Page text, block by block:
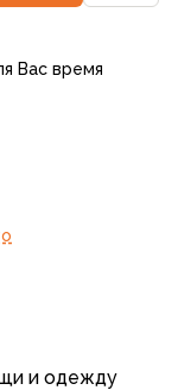
Вас время
и одежду